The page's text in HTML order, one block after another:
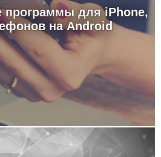
программы для iPhone,
на Android